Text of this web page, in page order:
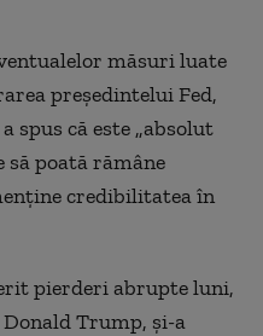
măsuri luate
preşedintelui Fed,
spus că este „absolut
să poată rămâne
credibilitatea în
pierderi abrupte luni,
Donald Trump, şi-a